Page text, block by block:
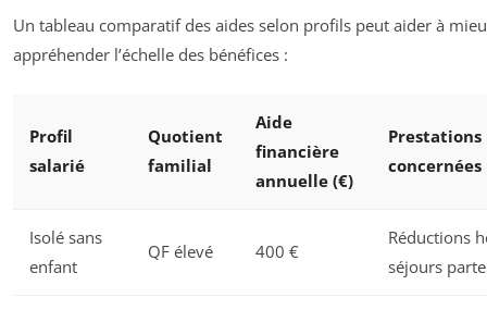
Un tableau comparatif des aides selon profils peut aider à
appréhender l’échelle des bénéfices :
Profil
salarié
Quotient
familial
Aide
financière
annuelle (€)
Prestations
concernées
Isolé sans
enfant
QF élevé 400 €
Réductions
séjours